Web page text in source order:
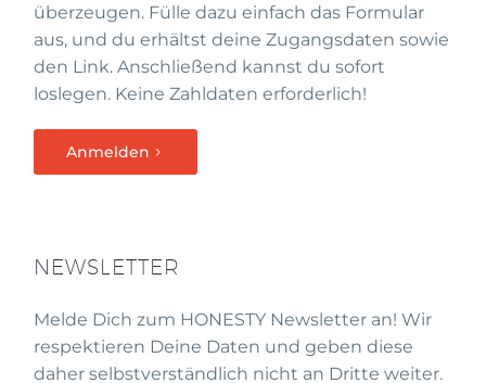
NEWSLETTER
Melde Dich zum HONESTY Newsletter an! Wir
respektieren Deine Daten und geben diese
daher selbstverständlich nicht an Dritte weiter.
überzeugen. Fülle dazu einfach das Formular
aus, und du erhältst deine Zugangsdaten sowie
den Link. Anschließend kannst du sofort
loslegen. Keine Zahldaten erforderlich!
Anmelden